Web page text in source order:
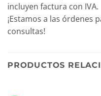
incluyen factura con IVA.
¡Estamos a las órdenes
consultas!
PRODUCTOS